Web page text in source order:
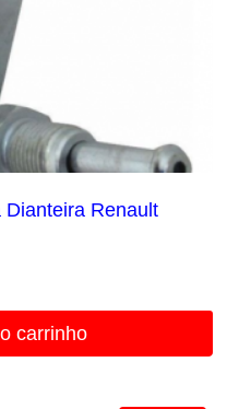
Renault
carrinho